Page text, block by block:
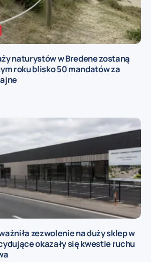
naturystów w Bredene zostaną
roku blisko 50 mandatów za
zezwolenie na duży sklep w
okazały się kwestie ruchu